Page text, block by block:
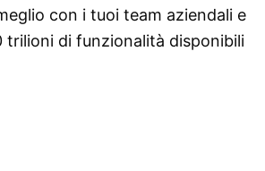
con i tuoi team aziendali e
trilioni di funzionalità disponibili